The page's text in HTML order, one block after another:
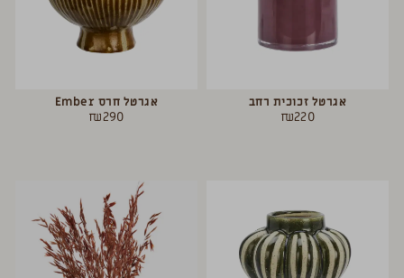
אגרטל זכוכית רחב
₪220
אגרטל חרס Ember
₪290